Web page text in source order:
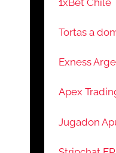
Tortas a
Exness
Apex
Jugadon